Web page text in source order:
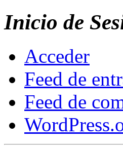
Inicio de
Acceder
Feed de
Feed de